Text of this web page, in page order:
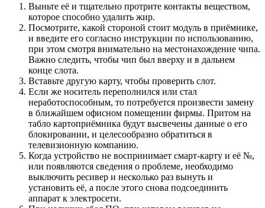
Выньте её и тщательно протрите контакты веществом,
которое способно удалить жир.
Посмотрите, какой стороной стоит модуль в приёмнике,
и введите его согласно инструкции по использованию,
при этом смотря внимательно на местонахождение чипа.
Важно следить, чтобы чип был вверху и в дальнем
конце слота.
Вставьте другую карту, чтобы проверить слот.
Если же носитель переполнился или стал
неработоспособным, то потребуется произвести замену
в ближайшем офисном помещении фирмы. Притом на
табло картоприёмника будут высвечены данные о его
блокировании, и целесообразно обратиться в
телевизионную компанию.
Когда устройство не воспринимает смарт-карту и её №,
или появляются сведения о проблеме, необходимо
выключить ресивер и несколько раз вынуть и
установить её, а после этого снова подсоединить
аппарат к электросети.